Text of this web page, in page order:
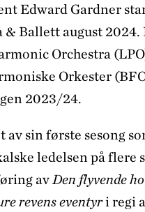
Edward Gardner
& Ballett august
Orchestra
Orkester
2023/24.
av sin første sesong
ledelsen på flere
avDen flyvende
revens eventyri regi